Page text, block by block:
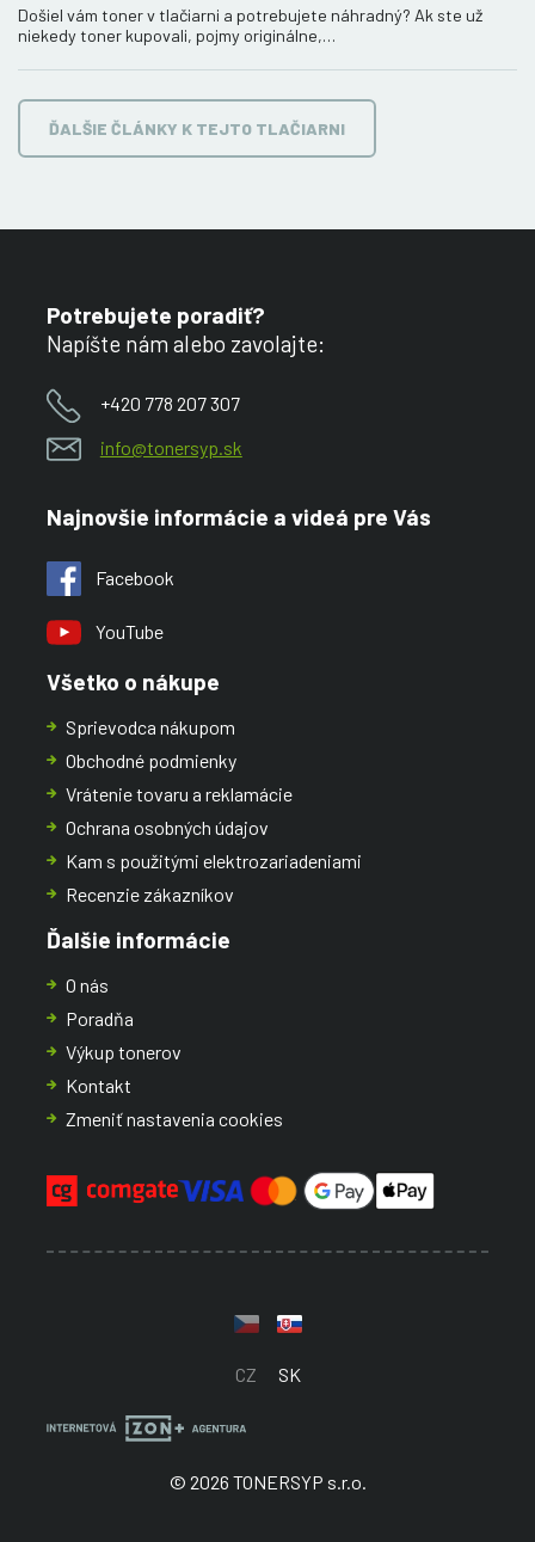
Došiel vám toner v tlačiarni a potrebujete náhradný? Ak ste už
niekedy toner kupovali, pojmy originálne,…
ĎALŠIE ČLÁNKY K TEJTO TLAČIARNI
Potrebujete poradiť?
Napíšte nám alebo zavolajte:
+420 778 207 307
info@tonersyp.sk
Najnovšie informácie a videá pre Vás
Facebook
YouTube
Všetko o nákupe
Sprievodca nákupom
Obchodné podmienky
Vrátenie tovaru a reklamácie
Ochrana osobných údajov
Kam s použitými elektrozariadeniami
Recenzie zákazníkov
Ďalšie informácie
O nás
Poradňa
Výkup tonerov
Kontakt
Zmeniť nastavenia cookies
CZ SK
© 2026 TONERSYP s.r.o.